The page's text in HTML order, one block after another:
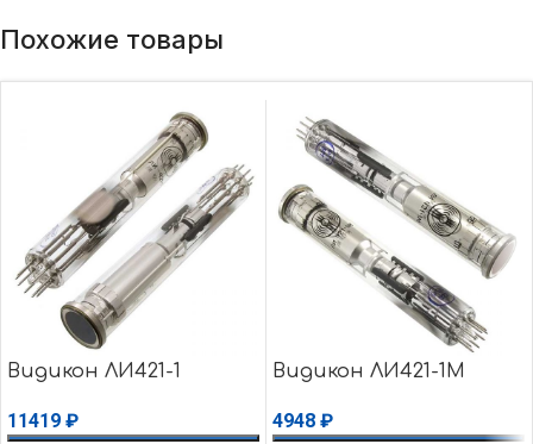
Похожие товары
Видикон ЛИ421-1
11419 ₽
Видикон ЛИ421-1М
4948 ₽